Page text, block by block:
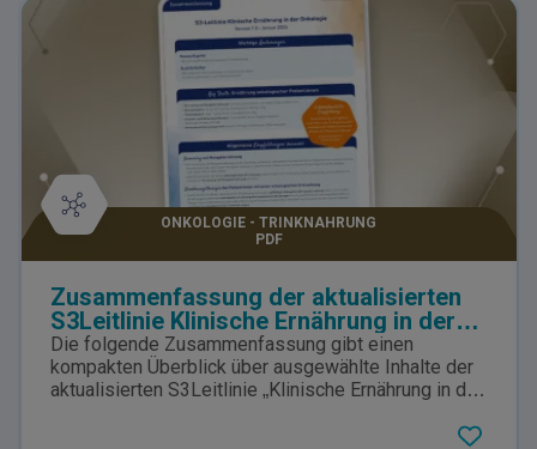
ONKOLOGIE - TRINKNAHRUNG
PDF
Zusammenfassung der aktualisierten
S3Leitlinie Klinische Ernährung in der
Onkologie (Version 1.0 - Januar 2026)
Die folgende Zusammenfassung gibt einen
kompakten Überblick über ausgewählte Inhalte der
aktualisierten S3Leitlinie „Klinische Ernährung in der
zentrale Empfehlungen zu Screening, Energie und